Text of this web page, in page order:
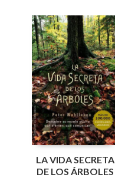
LA VIDA SECRETA
DE LOS ÁRBOLES